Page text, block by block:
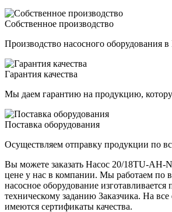
Собственное производство
Производство насосного оборудования
Гарантия качества
Мы даем гарантию на продукцию,
Поставка оборудования
Осуществляем отправку продукции по
Вы можете заказать Насос 20/18TU-AH-
цене у нас в компании. Мы работаем по
насосное оборудование
техническому заданию Заказчика. На все
имеются сертификаты качества.